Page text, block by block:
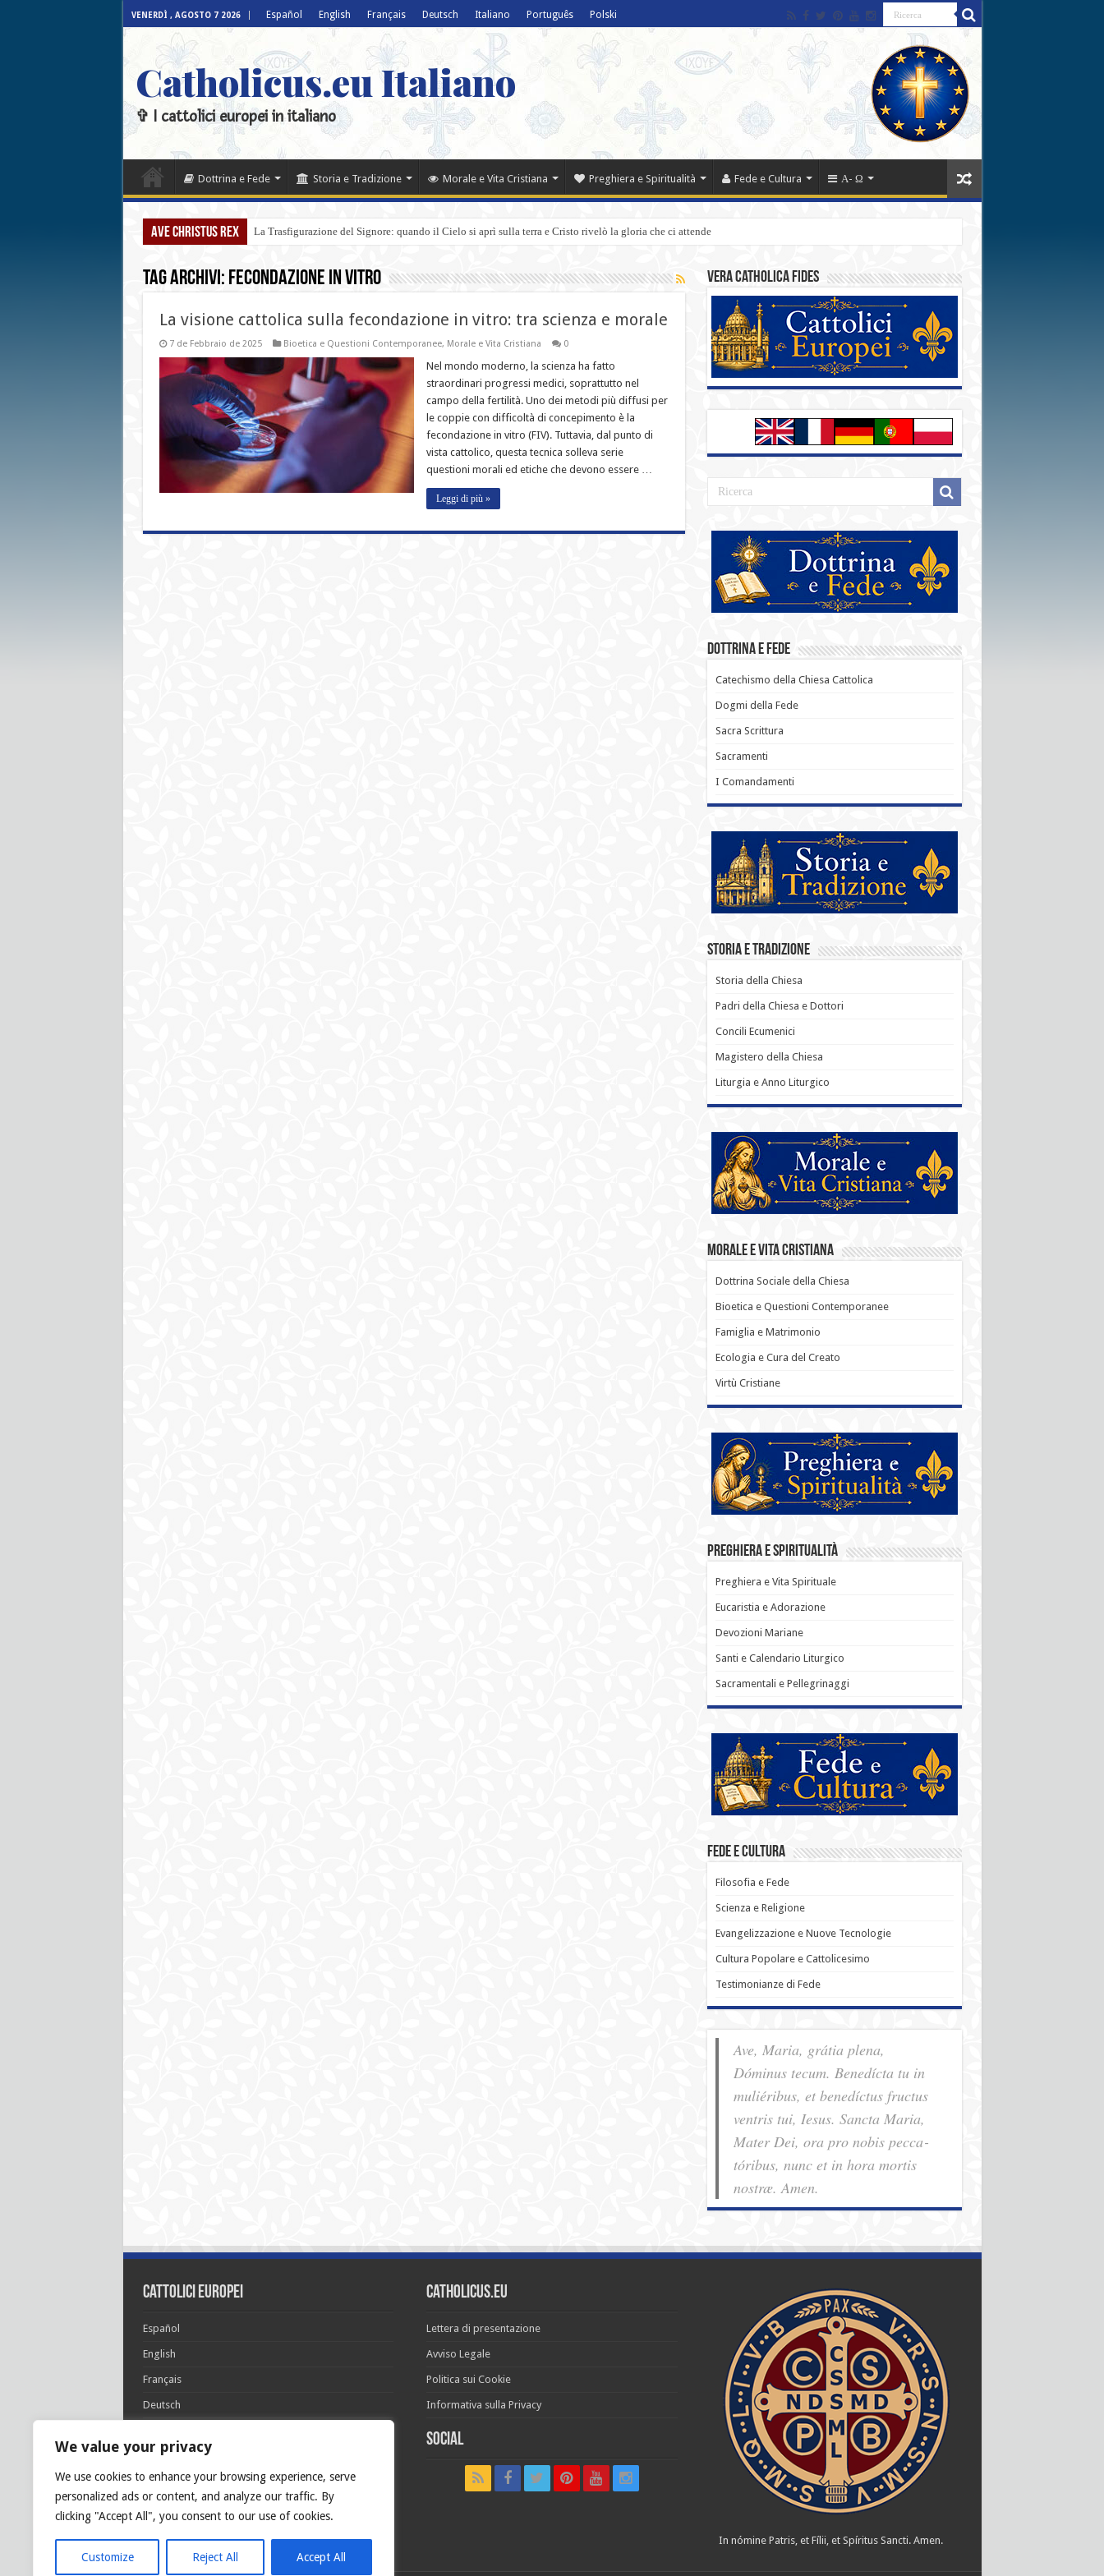
We value your privacy
We use cookies to enhance your browsing experience, serve
personalized ads or content, and analyze our traffic. By
clicking "Accept All", you consent to our use of cookies.
Customize Reject All Accept All
VENERDÌ , AGOSTO 7 2026 Español English Français Deutsch Italiano Português Polski
Catholicus.eu Italiano
✞ I cattolici europei in italiano
Dottrina e Fede Storia e Tradizione Morale e Vita Cristiana Preghiera e Spiritualità Fede e Cultura Α- Ω
Ave Christus Rex La Trasfigurazione del Signore: quando il Cielo si aprì sulla terra e Cristo rivelò la gloria che ci attende
Tag Archivi: fecondazione in vitro
La visione cattolica sulla fecondazione in vitro: tra scienza e morale
7 de Febbraio de 2025 Bioetica e Questioni Contemporanee, Morale e Vita Cristiana 0
Nel mondo moderno, la scienza ha fatto
straordinari progressi medici, soprattutto nel
campo della fertilità. Uno dei metodi più diffusi per
le coppie con difficoltà di concepimento è la
fecondazione in vitro (FIV). Tuttavia, dal punto di
vista cattolico, questa tecnica solleva serie
questioni morali ed etiche che devono essere …
Leggi di più »
Vera catholica fides
Dottrina e Fede
Catechismo della Chiesa Cattolica
Dogmi della Fede
Sacra Scrittura
Sacramenti
I Comandamenti
Storia e Tradizione
Storia della Chiesa
Padri della Chiesa e Dottori
Concili Ecumenici
Magistero della Chiesa
Liturgia e Anno Liturgico
Morale e Vita Cristiana
Dottrina Sociale della Chiesa
Bioetica e Questioni Contemporanee
Famiglia e Matrimonio
Ecologia e Cura del Creato
Virtù Cristiane
Preghiera e Spiritualità
Preghiera e Vita Spirituale
Eucaristia e Adorazione
Devozioni Mariane
Santi e Calendario Liturgico
Sacramentali e Pellegrinaggi
Fede e Cultura
Filosofia e Fede
Scienza e Religione
Evangelizzazione e Nuove Tecnologie
Cultura Popolare e Cattolicesimo
Testimonianze di Fede
Ave, Maria, grátia plena,
Dóminus tecum. Benedícta tu in
muliéribus, et benedíctus fructus
ventris tui, Iesus. Sancta Maria,
Mater Dei, ora pro nobis pec­ca­
tóribus, nunc et in hora mortis
nostræ. Amen.
cattolici europei
Español
English
Français
Deutsch
Português
Polski
Glória Patri, et Fílio, et Spirítui Sancto. Sicut erat in
princípio, et nunc et semper et in sǽcula
sæculórum. Amen.
Catholicus.eu
Lettera di presentazione
Avviso Legale
Politica sui Cookie
Informativa sulla Privacy
Social
In nómine Patris, et Fílii, et Spíritus Sancti. Amen.